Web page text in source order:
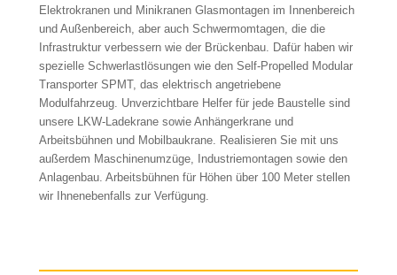
Elektrokranen und Minikranen Glasmontagen im Innenbereich
und Außenbereich, aber auch Schwermomtagen, die die
Infrastruktur verbessern wie der Brückenbau. Dafür haben wir
spezielle Schwerlastlösungen wie den Self-Propelled Modular
Transporter SPMT, das elektrisch angetriebene
Modulfahrzeug. Unverzichtbare Helfer für jede Baustelle sind
unsere LKW-Ladekrane sowie Anhängerkrane und
Arbeitsbühnen und Mobilbaukrane. Realisieren Sie mit uns
außerdem Maschinenumzüge, Industriemontagen sowie den
Anlagenbau. Arbeitsbühnen für Höhen über 100 Meter stellen
wir Ihnenebenfalls zur Verfügung.